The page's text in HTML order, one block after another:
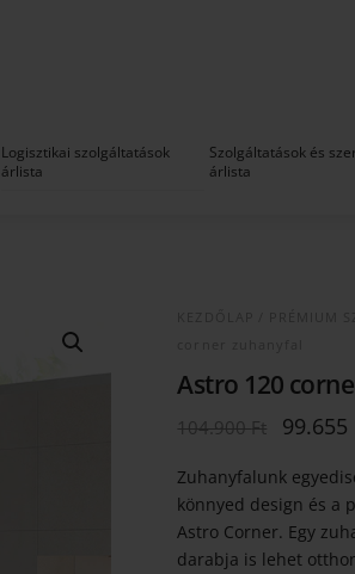
Logisztikai szolgáltatások
árlista
Szolgáltatások és
árlista
Astro 120
104.900Ft
was:
99.655
Zuhanyfalunk
könnyed design és a
Astro Corner. Egy
darabja is lehet